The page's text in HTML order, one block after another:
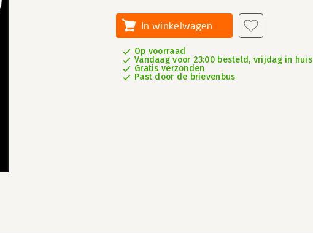
In winkelwagen
Op voorraad
Vandaag voor 23:00 besteld, vrijdag in huis
Gratis verzonden
Past door de brievenbus